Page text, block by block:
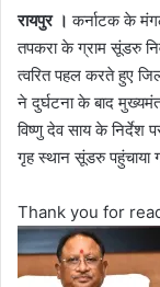
रायपुर । कर्नाटक के
तपकरा के ग्राम सूंडरु
त्वरित पहल करते हुए
ने दुर्घटना के बाद
विष्णु देव साय के
गृह स्थान सूंडरु पहुंचाया
Thank you for